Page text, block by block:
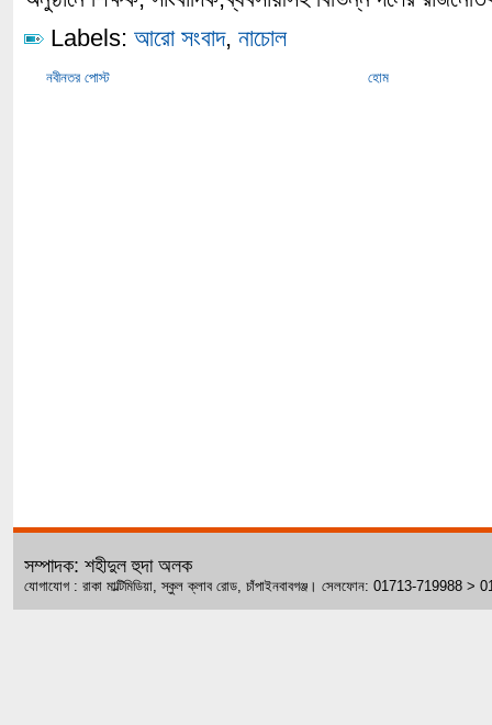
Labels: আরো সংবাদ, নাচোল
নবীনতর পোস্ট হোম
সম্পাদক: শহীদুল হুদা অলক
যোগাযোগ : রাকা মাল্টিমিডিয়া, স্কুল ক্লাব রোড, চাঁপাইনবাবগঞ্জ। সেলফোন: 01713-